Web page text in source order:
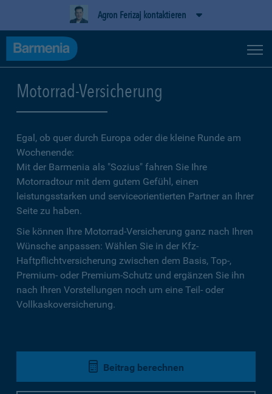
Agron Ferizaj kontaktieren
Motorrad-Versicherung
Egal, ob quer durch Europa oder die kleine Runde am
Wochenende:
Mit der Barmenia als "Sozius" fahren Sie Ihre
Motorradtour mit dem gutem Gefühl, einen
leistungsstarken und serviceorientierten Partner an Ihrer
Seite zu haben.
Sie können Ihre Motorrad-Versicherung ganz nach Ihren
Wünsche anpassen: Wählen Sie in der Kfz-
Haftpflichtversicherung zwischen dem Basis, Top-,
Premium- oder Premium-Schutz und ergänzen Sie ihn
nach Ihren Vorstellungen noch um eine Teil- oder
Vollkaskoversicherung.
Beitrag berechnen